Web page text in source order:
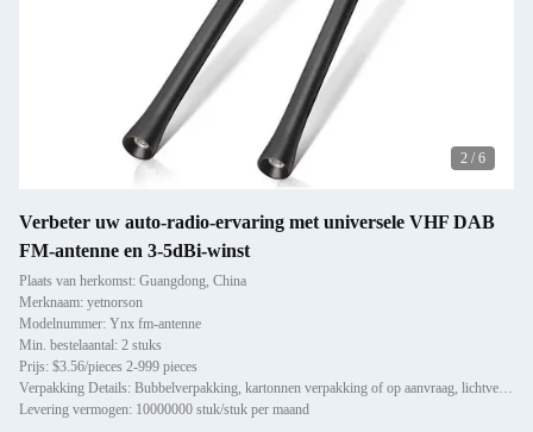
2 / 6
Verbeter uw auto-radio-ervaring met universele VHF DAB
FM-antenne en 3-5dBi-winst
Plaats van herkomst: Guangdong, China
Merknaam: yetnorson
Modelnummer: Ynx fm-antenne
Min. bestelaantal: 2 stuks
Prijs: $3.56/pieces 2-999 pieces
Verpakking Details: Bubbelverpakking, kartonnen verpakking of op aanvraag, lichtversterker met led-licht, VHF- en FM-rad
Levering vermogen: 10000000 stuk/stuk per maand